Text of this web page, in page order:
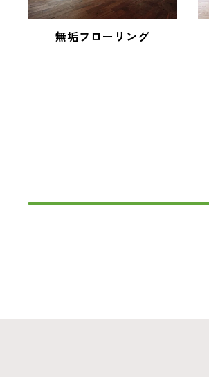
無垢フローリング